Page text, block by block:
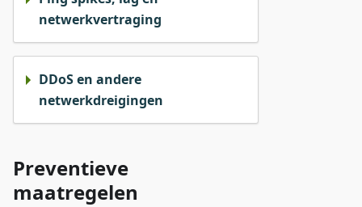
netwerkvertraging
DDoS en andere
netwerkdreigingen
Preventieve
maatregelen